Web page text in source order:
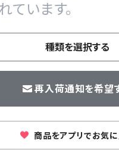
ています。
種類を選択する
再入荷通知を希望
商品をアプリでお気